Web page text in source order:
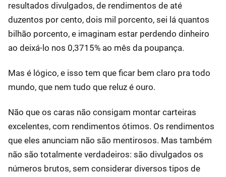
resultados divulgados, de rendimentos de até
duzentos por cento, dois mil porcento, sei lá quantos
bilhão porcento, e imaginam estar perdendo dinheiro
ao deixá-lo nos 0,3715% ao mês da poupança.
Mas é lógico, e isso tem que ficar bem claro pra todo
mundo, que nem tudo que reluz é ouro.
Não que os caras não consigam montar carteiras
excelentes, com rendimentos ótimos. Os rendimentos
que eles anunciam não são mentirosos. Mas também
não são totalmente verdadeiros: são divulgados os
números brutos, sem considerar diversos tipos de